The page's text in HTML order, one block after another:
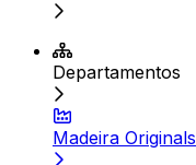
Departamentos
Madeira Originals